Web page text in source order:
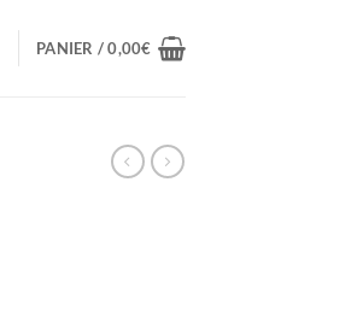
PANIER /0,00€